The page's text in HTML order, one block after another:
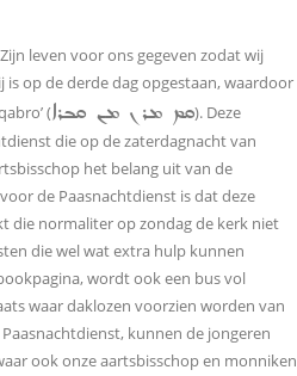
leven voor ons gegeven zodat wij
op de derde dag opgestaan, waardoor
(ܩܡ ܡܪܢ ܡܢ ܩܒܪܐ). Deze
die op de zaterdagnacht van
het belang uit van de
de Paasnachtdienst is dat deze
die normaliter op zondag de kerk niet
die wel wat extra hulp kunnen
wordt ook een bus vol
waar daklozen voorzien worden van
kunnen de jongeren
ook onze aartsbisschop en monniken